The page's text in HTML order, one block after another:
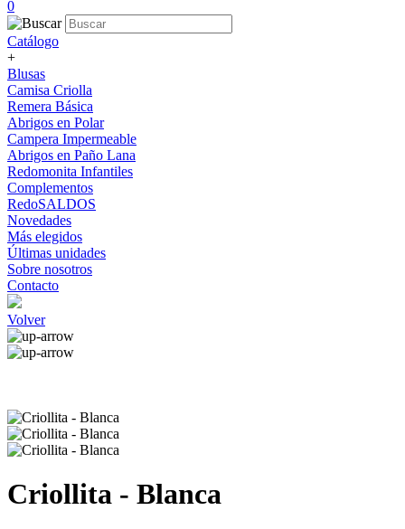
0
Catálogo
+
Blusas
Camisa Criolla
Remera Básica
Abrigos en Polar
Campera Impermeable
Abrigos en Paño Lana
Redomonita Infantiles
Complementos
RedoSALDOS
Novedades
Más elegidos
Últimas unidades
Sobre nosotros
Contacto
Volver
Criollita - Blanca